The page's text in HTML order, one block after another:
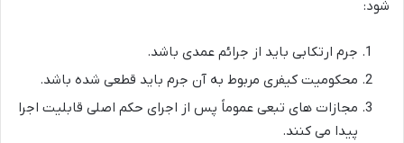
شود:
جرم ارتکابی باید از جرائم عمدی باشد.
محکومیت کیفری مربوط به آن جرم باید قطعی شده باشد.
مجازات های تبعی عموماً پس از اجرای حکم اصلی قابلیت اجرا
پیدا می کنند.